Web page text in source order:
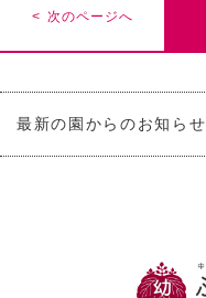
最新の園からのお知らせ
< 次のページへ